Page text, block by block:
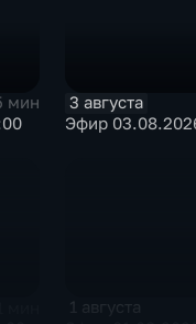
мин
3 августа
Эфир
1 августа